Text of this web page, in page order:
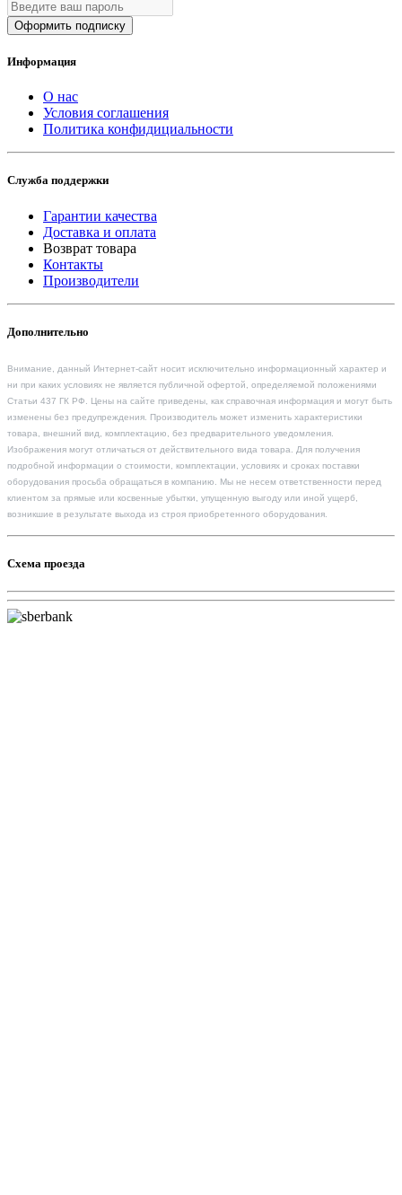
Оформить подписку
Информация
О нас
Условия соглашения
Политика конфидициальности
Служба поддержки
Гарантии качества
Доставка и оплата
Возврат товара
Контакты
Производители
Дополнительно
Внимание, данный Интернет-сайт носит исключительно информационный характер и
ни при каких условиях не является публичной офертой, определяемой положениями
Статьи 437 ГК РФ. Цены на сайте приведены, как справочная информация и могут быть
изменены без предупреждения. Производитель может изменить характеристики
товара, внешний вид, комплектацию, без предварительного уведомления.
Изображения могут отличаться от действительного вида товара. Для получения
подробной информации о стоимости, комплектации, условиях и сроках поставки
оборудования просьба обращаться в компанию. Мы не несем ответственности перед
клиентом за прямые или косвенные убытки, упущенную выгоду или иной ущерб,
возникшие в результате выхода из строя приобретенного оборудования.
Схема проезда